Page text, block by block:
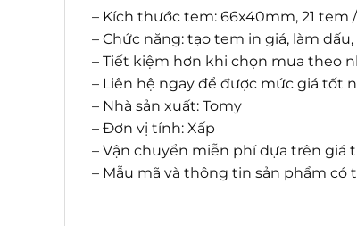
– Kích thước tem: 66x40mm, 21
– Chức năng: tạo tem in giá, làm
– Tiết kiệm hơn khi chọn mua theo
– Liên hệ ngay để được mức giá tốt
– Nhà sản xuất: Tomy
– Đơn vị tính: Xấp
– Vận chuyển miễn phí dựa trên giá
– Mẫu mã và thông tin sản phẩm